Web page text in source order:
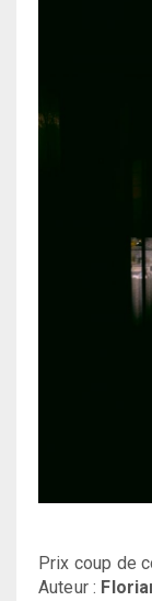
Prix coup de
Auteur :